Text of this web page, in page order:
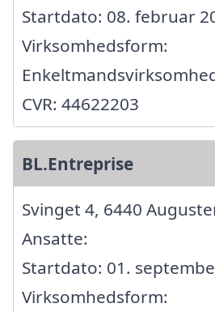
Startdato: 08. februar
Virksomhedsform:
CVR: 44622203
BL.Entreprise
Svinget 4, 6440
Ansatte:
Startdato: 01.
Virksomhedsform: